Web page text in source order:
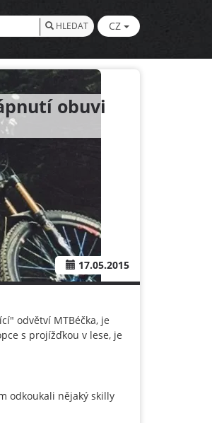
HLEDAT CZ
obuvi
17.05.2015
odvětví MTBéčka, je
s projížďkou v lese, je
odkoukali nějaký skilly